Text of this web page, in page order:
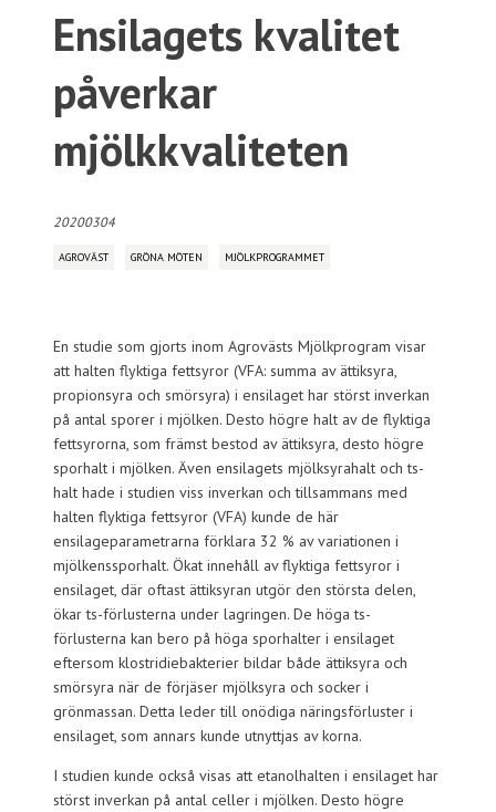
Ensilagets kvalitet
påverkar
mjölkkvaliteten
20200304
AGROVÄST GRÖNA MÖTEN MJÖLKPROGRAMMET
En studie som gjorts inom Agrovästs Mjölkprogram visar
att halten flyktiga fettsyror (VFA: summa av ättiksyra,
propionsyra och smörsyra) i ensilaget har störst inverkan
på antal sporer i mjölken. Desto högre halt av de flyktiga
fettsyrorna, som främst bestod av ättiksyra, desto högre
sporhalt i mjölken. Även ensilagets mjölksyrahalt och ts-
halt hade i studien viss inverkan och tillsammans med
halten flyktiga fettsyror (VFA) kunde de här
ensilageparametrarna förklara 32 % av variationen i
mjölkenssporhalt. Ökat innehåll av flyktiga fettsyror i
ensilaget, där oftast ättiksyran utgör den största delen,
ökar ts-förlusterna under lagringen. De höga ts-
förlusterna kan bero på höga sporhalter i ensilaget
eftersom klostridiebakterier bildar både ättiksyra och
smörsyra när de förjäser mjölksyra och socker i
grönmassan. Detta leder till onödiga näringsförluster i
ensilaget, som annars kunde utnyttjas av korna.
I studien kunde också visas att etanolhalten i ensilaget har
störst inverkan på antal celler i mjölken. Desto högre